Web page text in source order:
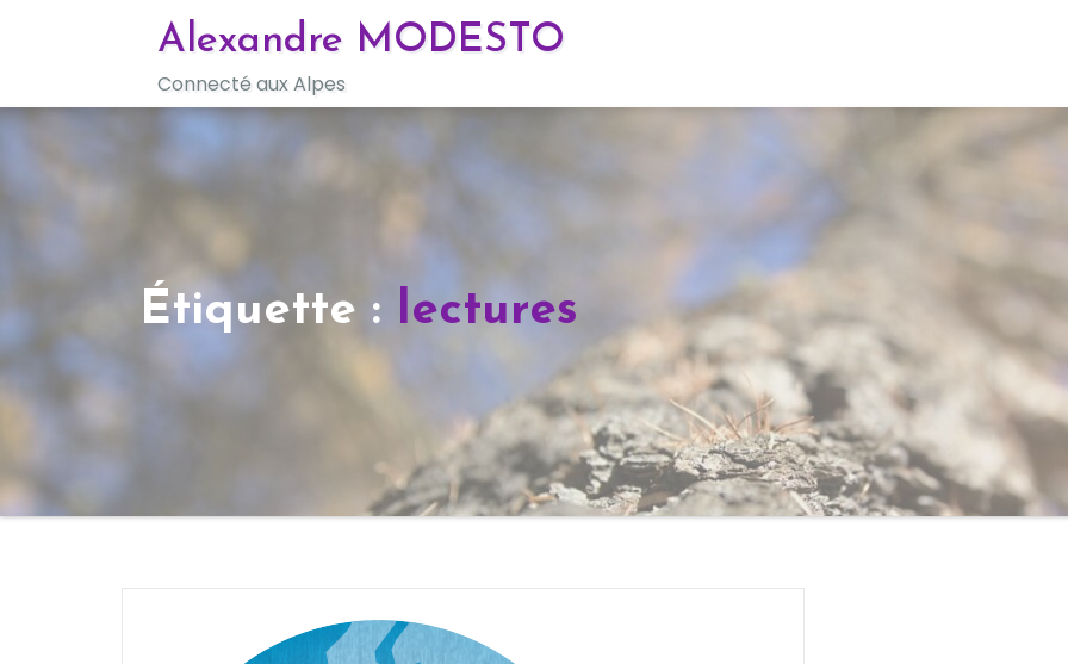
Alexandre MODESTO
Connecté aux Alpes
Étiquette : lectures